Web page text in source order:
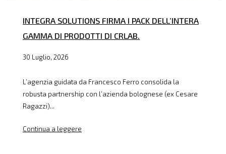
INTEGRA SOLUTIONS FIRMA I PACK DELL’INTERA
GAMMA DI PRODOTTI DI CRLAB.
30 Luglio, 2026
L’agenzia guidata da Francesco Ferro consolida la
robusta partnership con l’azienda bolognese (ex Cesare
Ragazzi)...
Continua a leggere